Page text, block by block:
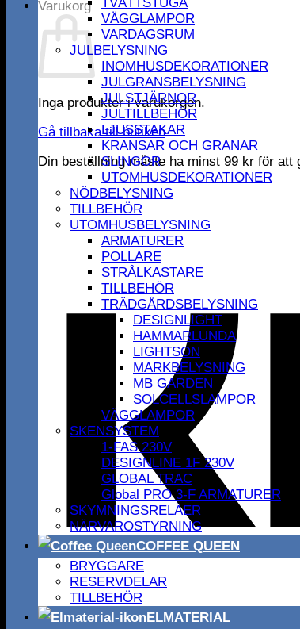
Varukorg
Inga produkter i varukorgen.
Gå tillbaka till butiken
Din beställning måste ha minst 99 kr för att
VÄGGLAMPOR
VARDAGSRUM
JULBELYSNING
INOMHUSDEKORATIONER
JULGRANSBELYSNING
JULSTJÄRNOR
JULTILLBEHÖR
LJUSSTAKAR
KRANSAR OCH GRANAR
SLINGOR
UTOMHUSDEKORATIONER
NÖDBELYSNING
TILLBEHÖR
UTOMHUSBELYSNING
ARMATURER
POLLARE
STRÅLKASTARE
TILLBEHÖR
TRÄDGÅRDSBELYSNING
DESIGNLIGHT
HAMMARLUNDA
LIGHTSON
MARKBELYSNING
MB GARDEN
SOLCELLSLAMPOR
VÄGGLAMPOR
SKENSYSTEM
1-FAS 230V
DESIGNLINE 1F 230V
GLOBAL TRAC
Global PRO 3-F ARMATURER
SKYMNINGSRELÄER
NÄRVAROSTYRNING
COFFEE QUEEN
BRYGGARE
RESERVDELAR
TILLBEHÖR
ELMATERIAL